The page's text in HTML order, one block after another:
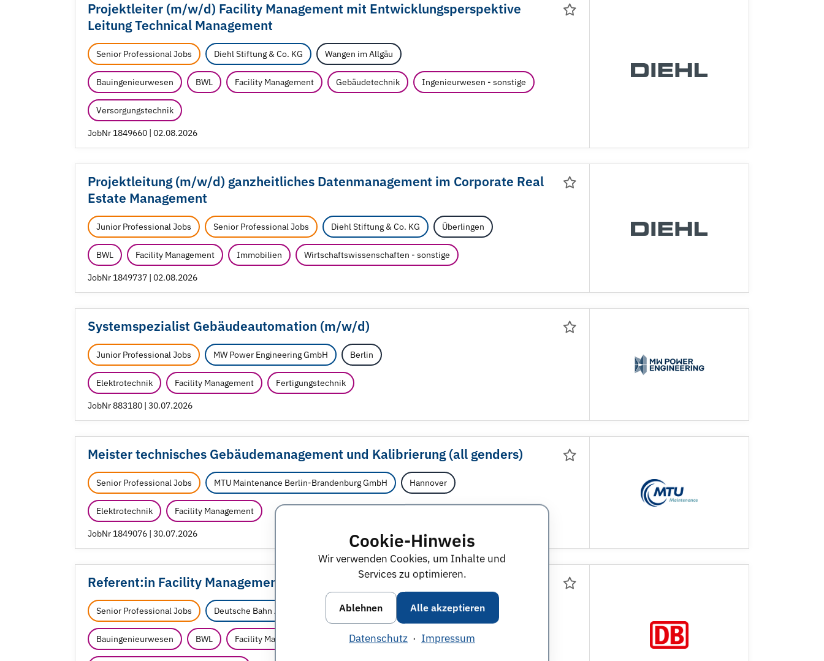
Cookie-Hinweis
Wir verwenden Cookies, um Inhalte und
Services zu optimieren.
Ablehnen Alle akzeptieren
Datenschutz · Impressum
Projektleiter (m/w/d) Facility Management mit Entwicklungsperspektive
Leitung Technical Management
Senior Professional Jobs Diehl Stiftung & Co. KG Wangen im Allgäu
Bauingenieurwesen BWL Facility Management Gebäudetechnik Ingenieurwesen - sonstige
Versorgungstechnik
JobNr 1849660 | 02.08.2026
Projektleitung (m/w/d) ganzheitliches Datenmanagement im Corporate Real
Estate Management
Junior Professional Jobs Senior Professional Jobs Diehl Stiftung & Co. KG Überlingen
BWL Facility Management Immobilien Wirtschaftswissenschaften - sonstige
JobNr 1849737 | 02.08.2026
Systemspezialist Gebäudeautomation (m/w/d)
Junior Professional Jobs MW Power Engineering GmbH Berlin
Elektrotechnik Facility Management Fertigungstechnik
JobNr 883180 | 30.07.2026
Meister technisches Gebäudemanagement und Kalibrierung (all genders)
Senior Professional Jobs MTU Maintenance Berlin-Brandenburg GmbH Hannover
Elektrotechnik Facility Management
JobNr 1849076 | 30.07.2026
Referent:in Facility Management - Bautechnik
Senior Professional Jobs Deutsche Bahn AG
Bauingenieurwesen BWL Facility Management Versorgungstechnik